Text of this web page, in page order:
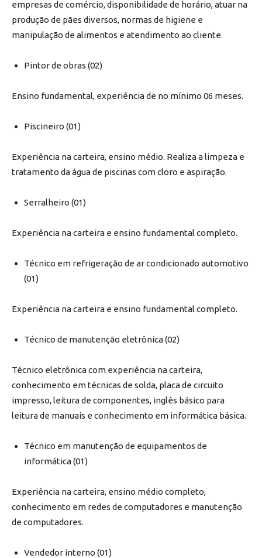
empresas de comércio, disponibilidade de horário, atuar na
produção de pães diversos, normas de higiene e
manipulação de alimentos e atendimento ao cliente.
Pintor de obras (02)
Ensino fundamental, experiência de no mínimo 06 meses.
Piscineiro (01)
Experiência na carteira, ensino médio. Realiza a limpeza e
tratamento da água de piscinas com cloro e aspiração.
Serralheiro (01)
Experiência na carteira e ensino fundamental completo.
Técnico em refrigeração de ar condicionado automotivo
(01)
Experiência na carteira e ensino fundamental completo.
Técnico de manutenção eletrônica (02)
Técnico eletrônica com experiência na carteira,
conhecimento em técnicas de solda, placa de circuito
impresso, leitura de componentes, inglês básico para
leitura de manuais e conhecimento em informática básica.
Técnico em manutenção de equipamentos de
informática (01)
Experiência na carteira, ensino médio completo,
conhecimento em redes de computadores e manutenção
de computadores.
Vendedor interno (01)